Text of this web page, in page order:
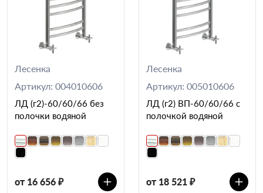
Лесенка
Артикул: 004010606
ЛД (г2)-60/60/66 без
полочки водяной
от 16 656 ₽
Лесенка
Артикул: 005010606
ЛД (г2) ВП-60/60/66 с
полочкой водяной
от 18 521 ₽